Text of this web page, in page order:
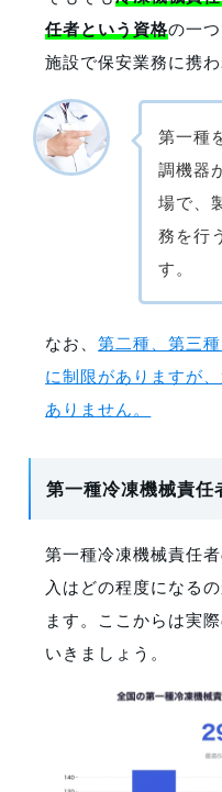
任者という資格の一
施設で保安業務に携
第一種
調機器
場で、
務を行
す。
なお、第二種、第三
に制限がありますが
ありません。
第一種冷凍機械責任
第一種冷凍機械責任
入はどの程度になる
ます。ここからは実
いきましょう。